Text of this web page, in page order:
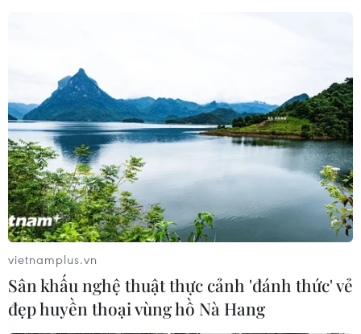
vietnamplus.vn
Sân khấu nghệ thuật thực cảnh 'đánh thức' vẻ
đẹp huyền thoại vùng hồ Nà Hang